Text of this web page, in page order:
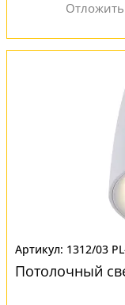
1312/03
Потолочный